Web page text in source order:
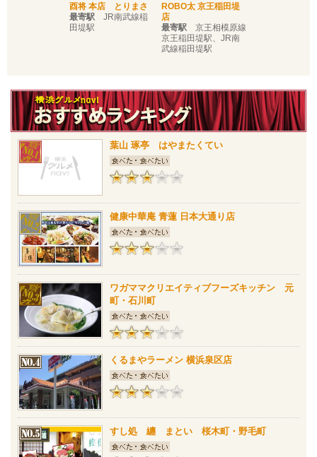
酉将 本店 とりまさ
最寄駅 JR南武線稲
田堤駅
ROBO太 京王稲田堤
店
最寄駅 京王相模原線
京王稲田堤駅、JR南
武線稲田堤駅
葉山 琢亭 はやまたくてい
健康中華庵 青蓮 日本大通り店
ワガママクリエイティブフーズキッチン 元
町・石川町
くるまやラーメン 横浜泉区店
すし処 纏 まとい 桜木町・野毛町